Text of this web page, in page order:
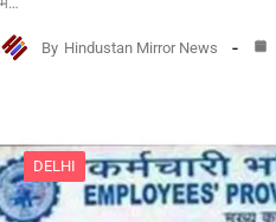
By Hindustan Mirror News
DELHI